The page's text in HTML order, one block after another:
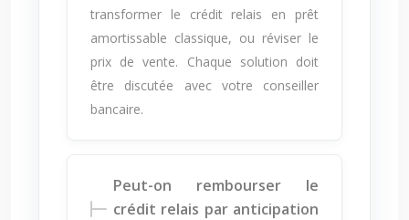
transformer le crédit relais en prêt
amortissable classique, ou réviser le
prix de vente. Chaque solution doit
être discutée avec votre conseiller
bancaire.
Peut-on rembourser le
crédit relais par anticipation